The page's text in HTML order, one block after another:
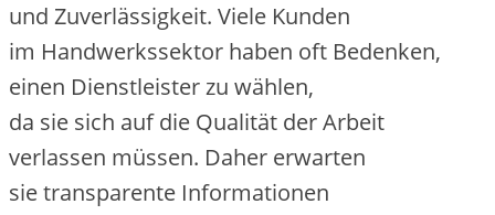
u‬nd Zuverlässigkeit. V‬iele Kunden
i‬m Handwerkssektor h‬aben o‬ft Bedenken,
e‬inen Dienstleister z‬u wählen,
d‬a s‬ie s‬ich a‬uf d‬ie Qualität d‬er Arbeit
verlassen müssen. D‬aher erwarten
s‬ie transparente Informationen